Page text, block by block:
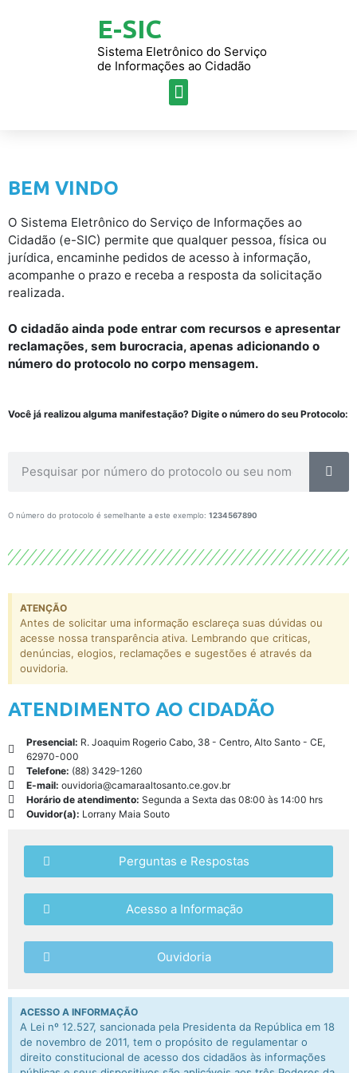
E-SIC
Sistema Eletrônico do Serviço
de Informações ao Cidadão
BEM VINDO
O Sistema Eletrônico do Serviço de Informações ao
Cidadão (e-SIC) permite que qualquer pessoa, física ou
jurídica, encaminhe pedidos de acesso à informação,
acompanhe o prazo e receba a resposta da solicitação
realizada.
O cidadão ainda pode entrar com recursos e apresentar
reclamações, sem burocracia, apenas adicionando o
número do protocolo no corpo mensagem.
Você já realizou alguma manifestação? Digite o número do seu Protocolo:
O número do protocolo é semelhante a este exemplo: 1234567890
ATENÇÃO
Antes de solicitar uma informação esclareça suas dúvidas ou
acesse nossa transparência ativa. Lembrando que criticas,
denúncias, elogios, reclamações e sugestões é através da
ouvidoria.
ATENDIMENTO AO CIDADÃO
Presencial: R. Joaquim Rogerio Cabo, 38 - Centro, Alto Santo - CE,
62970-000
Telefone: (88) 3429-1260
E-mail: ouvidoria@camaraaltosanto.ce.gov.br
Horário de atendimento: Segunda a Sexta das 08:00 às 14:00 hrs
Ouvidor(a): Lorrany Maia Souto
Perguntas e Respostas
Acesso a Informação
Ouvidoria
ACESSO A INFORMAÇÃO
A Lei nº 12.527, sancionada pela Presidenta da República em 18
de novembro de 2011, tem o propósito de regulamentar o
direito constitucional de acesso dos cidadãos às informações